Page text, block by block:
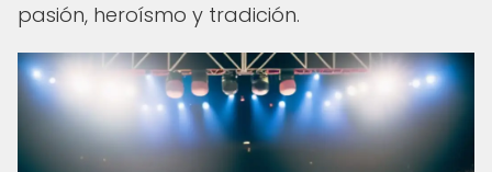
pasión, heroísmo y tradición.